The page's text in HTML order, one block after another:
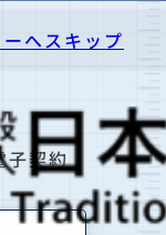
へスキップ
子契約